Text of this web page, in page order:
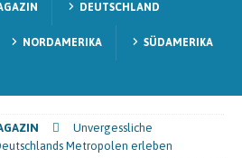
DEUTSCHLAND
NORDAMERIKA SÜDAMERIKA
Unvergessliche
Metropolen erleben